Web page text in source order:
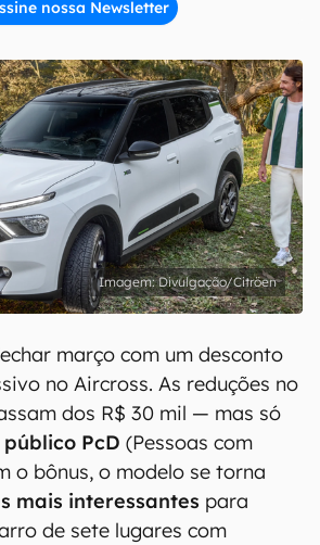
nossa Newsletter
Privacidade do Canaltech.
Divulgação/Citröen
março com um desconto
no Aircross. As reduções no
dos R$ 30 mil — mas só
público PcD (Pessoas com
o bônus, o modelo se torna
mais interessantes para
de sete lugares com